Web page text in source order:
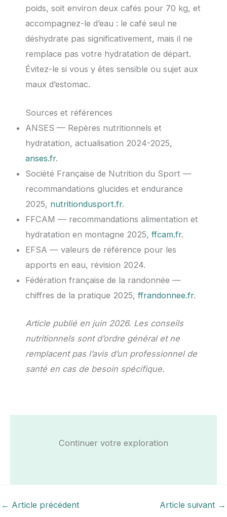
poids, soit environ deux cafés pour 70 kg, et
accompagnez-le d’eau : le café seul ne
déshydrate pas significativement, mais il ne
remplace pas votre hydratation de départ.
Évitez-le si vous y êtes sensible ou sujet aux
maux d’estomac.
Sources et références
ANSES — Repères nutritionnels et
hydratation, actualisation 2024-2025,
anses.fr.
Société Française de Nutrition du Sport —
recommandations glucides et endurance
2025, nutritiondusport.fr.
FFCAM — recommandations alimentation et
hydratation en montagne 2025, ffcam.fr.
EFSA — valeurs de référence pour les
apports en eau, révision 2024.
Fédération française de la randonnée —
chiffres de la pratique 2025, ffrandonnee.fr.
Article publié en juin 2026. Les conseils
nutritionnels sont d’ordre général et ne
remplacent pas l’avis d’un professionnel de
santé en cas de besoin spécifique.
Continuer votre exploration
← Article précédent Article suivant →